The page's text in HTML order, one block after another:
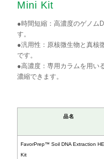
Mini Kit
●時間短縮：高濃度のゲノム
す。
●汎用性：原核微生物と真核
です。
●高濃度：専用カラムを用い
濃縮できます。